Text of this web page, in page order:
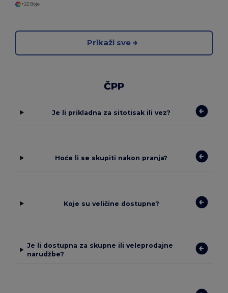
+22 Boje
Prikaži sve
ČPP
Je li prikladna za sitotisak ili vez?
Hoće li se skupiti nakon pranja?
Koje su veličine dostupne?
Je li dostupna za skupne ili veleprodajne
narudžbe?